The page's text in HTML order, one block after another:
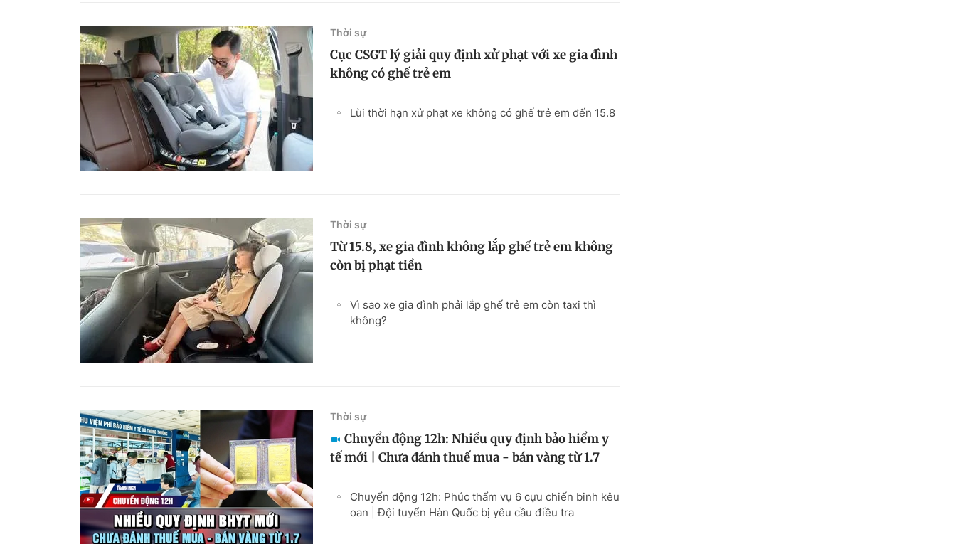
Thời sự
Cục CSGT lý giải quy định xử phạt với xe gia đình
không có ghế trẻ em
Lùi thời hạn xử phạt xe không có ghế trẻ em đến 15.8
Thời sự
Từ 15.8, xe gia đình không lắp ghế trẻ em không
còn bị phạt tiền
Vì sao xe gia đình phải lắp ghế trẻ em còn taxi thì
không?
Thời sự
Chuyển động 12h: Nhiều quy định bảo hiểm y
tế mới | Chưa đánh thuế mua - bán vàng từ 1.7
Chuyển động 12h: Phúc thẩm vụ 6 cựu chiến binh kêu
oan | Đội tuyển Hàn Quốc bị yêu cầu điều tra